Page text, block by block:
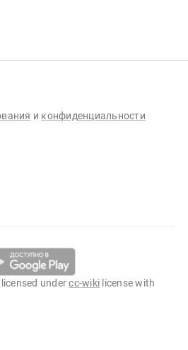
и конфиденциальности
undercc-wiki license with